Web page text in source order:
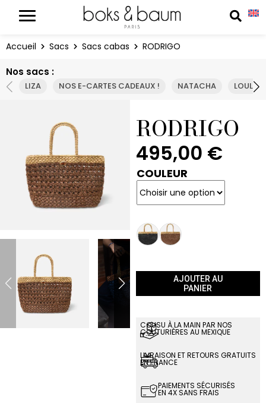
Accueil Sacs Sacs cabas RODRIGO
Nos sacs :
LIZA NOS E-CARTES CADEAUX ! NATACHA LOULOU
RODRIGO
495,00 €
COULEUR
AJOUTER AU
PANIER
COUSU À LA MAIN PAR NOS
COUTURIÈRES AU MEXIQUE
LIVRAISON ET RETOURS GRATUITS
EN FRANCE
PAIEMENTS SÉCURISÉS
EN 4X SANS FRAIS
Panneau de gestion des cookies